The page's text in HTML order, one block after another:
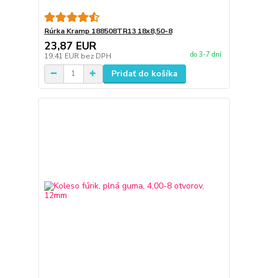
Rúrka Kramp 188508TR13 18x8,50-8
23,87 EUR
19,41 EUR bez DPH do 3-7 dní
Pridať do košíka